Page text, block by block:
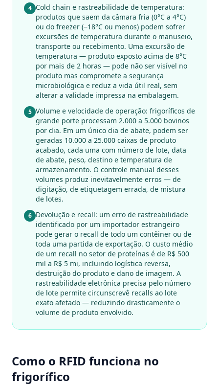
4 Cold chain e rastreabilidade de temperatura:
produtos que saem da câmara fria (0°C a 4°C)
ou do freezer (−18°C ou menos) podem sofrer
excursões de temperatura durante o manuseio,
transporte ou recebimento. Uma excursão de
temperatura — produto exposto acima de 8°C
por mais de 2 horas — pode não ser visível no
produto mas compromete a segurança
microbiológica e reduz a vida útil real, sem
alterar a validade impressa na embalagem.
5 Volume e velocidade de operação: frigoríficos de
grande porte processam 2.000 a 5.000 bovinos
por dia. Em um único dia de abate, podem ser
geradas 10.000 a 25.000 caixas de produto
acabado, cada uma com número de lote, data
de abate, peso, destino e temperatura de
armazenamento. O controle manual desses
volumes produz inevitavelmente erros — de
digitação, de etiquetagem errada, de mistura
de lotes.
6 Devolução e recall: um erro de rastreabilidade
identificado por um importador estrangeiro
pode gerar o recall de todo um contêiner ou de
toda uma partida de exportação. O custo médio
de um recall no setor de proteínas é de R$ 500
mil a R$ 5 mi, incluindo logística reversa,
destruição do produto e dano de imagem. A
rastreabilidade eletrônica precisa pelo número
de lote permite circunscrevê recalls ao lote
exato afetado — reduzindo drasticamente o
volume de produto envolvido.
Como o RFID funciona no
frigorífico